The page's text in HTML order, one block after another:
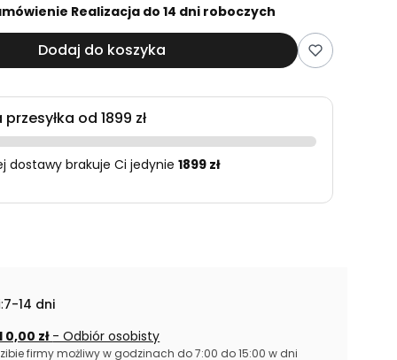
Realizacja do 14 dni roboczych
Dodaj do koszyka
od 1899 zł
dostawy brakuje Ci jedynie 1899 zł
7-14 dni
0,00 zł- Odbiór osobisty
firmy możliwy w godzinach do 7:00 do 15:00 w dni